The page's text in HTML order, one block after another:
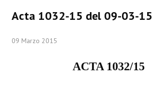
Comisiones Especiales
Acta 1032-15 del 09-03-15
09 Marzo 2015
ACTA 1032/15